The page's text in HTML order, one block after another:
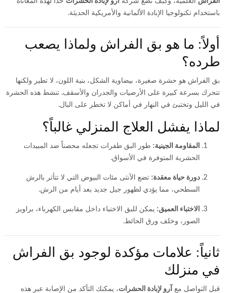
باستخدام تكنولوجيا الإبادة الألمانية والأمريكية الحديثة.
أولاً: ما هو بق الفراش ولماذا يصعب
طرده؟
بق الفراش هو حشرة صغيرة، بيضاوية الشكل، بنية اللون، لا تطير ولكنها
تتحرك بسرعة كبيرة على الأرضيات والجدران والأسقف. تنشط هذه الحشرة
في الليل وتختبئ في النهار في أماكن لا تخطر على البال.
لماذا يفشل العلاج المنزلي غالباً؟
المقاومة الجينية: طور البق طفرات تجعله محصناً ضد المبيدات
الحشرية المتوفرة في الأسواق.
دورة حياة معقدة: تضع الأنثى مئات البيوض التي لا تتأثر بالرش
السطحي، مما يؤدي لظهور جيل جديد بعد أيام من الرش.
الاختباء العميق: يمكن للبق الاختباء داخل مقابس الكهرباء، براويز
الصور، وخلف ورق الحائط.
ثانياً: علامات مؤكدة لوجود بق الفراش
في منزلك
قبل التواصل مع آرو لإبادة الحشرات، يمكنك التأكد من الإصابة عبر هذه